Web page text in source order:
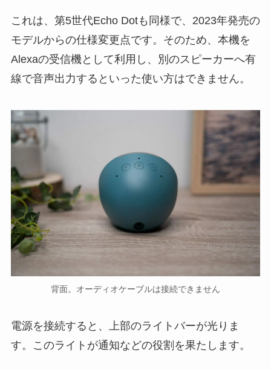
これは、第5世代Echo Dotも同様で、2023年発売の
モデルからの仕様変更点です。そのため、本機を
Alexaの受信機として利用し、別のスピーカーへ有
線で音声出力するといった使い方はできません。
背面。オーディオケーブルは接続できません
電源を接続すると、上部のライトバーが光りま
す。このライトが通知などの役割を果たします。